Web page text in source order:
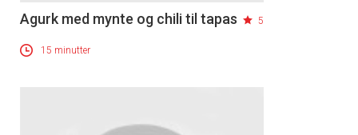
Agurk med mynte og chili til tapas 5
15 minutter